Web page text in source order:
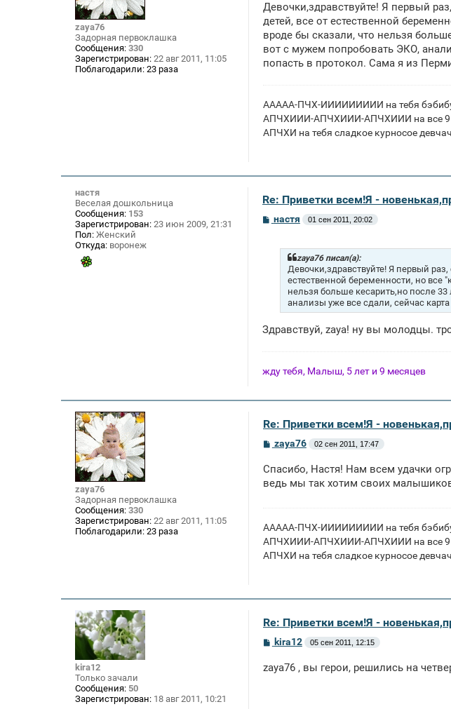
zaya76
Задорная первоклашка
Сообщения: 330
Зарегистрирован: 22 авг 2011, 11:05
Поблагодарили: 23 раза
б
щ
н
и
Девочки,здравствуйте! Я первый
детей, все от естественной
вроде бы сказали, что нельзя
вот с мужем попробовать ЭКО,
попасть в протокол. Сама я из
ААААА-ПЧХ-ИИИИИИИИИ на тебя
АПЧХИИИ-АПЧХИИИ-АПЧХИИИ на все 9
АПЧХИ на тебя сладкое курносое
настя
Веселая дошкольница
Сообщения: 153
Зарегистрирован: 23 июн 2009, 21:31
Пол: Женский
Откуда: воронеж
Re: Приветки всем!Я -
Снастя 01 сен 2011, 20:02
zaya76 писал(а):
Девочки,здравствуйте! Я первый
естественной беременности, но все
нельзя больше кесарить,но после
анализы уже все сдали, сейчас
Здравствуй, zaya! ну вы молодцы.
жду тебя, Малыш, 5 лет и 9 месяцев
zaya76
Задорная первоклашка
Сообщения: 330
Зарегистрирован: 22 авг 2011, 11:05
Поблагодарили: 23 раза
Re: Приветки всем!Я -
С
б
щ
е
zaya76 02 сен 2011, 17:47
Спасибо, Настя! Нам всем удачки
ведь мы так хотим своих
ААААА-ПЧХ-ИИИИИИИИИ на тебя
АПЧХИИИ-АПЧХИИИ-АПЧХИИИ на все 9
АПЧХИ на тебя сладкое курносое
kira12
Только зачали
Сообщения: 50
Зарегистрирован: 18 авг 2011, 10:21
Re: Приветки всем!Я -
С
б
kira12 05 сен 2011, 12:15
zaya76 , вы герои, решились на